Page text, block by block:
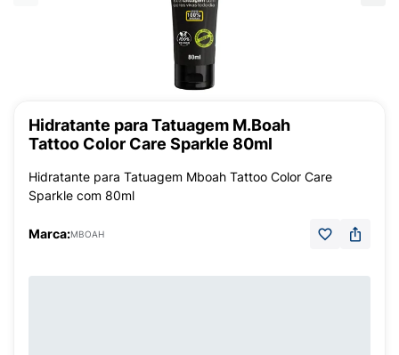
Hidratante para Tatuagem M.Boah
Tattoo Color Care Sparkle 80ml
Hidratante para Tatuagem Mboah Tattoo Color Care
Sparkle com 80ml
Marca:MBOAH